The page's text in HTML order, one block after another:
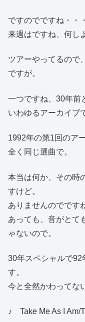
ですのでですね・・・
来週はですね、何し
ツアーやってるので
ですが。
一つですね、30年前
いわゆるアーカイブ
1992年の第1回のア
全く同じ選曲で。
本当は何か、その時
すけど。
ありませんのでです
あっても、音がとて
ゃないので。
30年スペシャルで92
す。
今と全然かわってな
♪ Take Me As I Am/